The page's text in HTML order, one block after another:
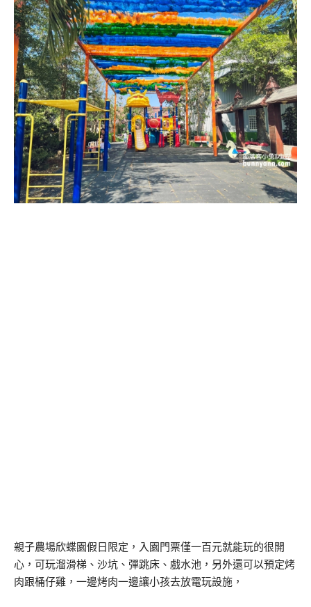
親子農場欣蝶園假日限定，入園門票僅一百元就能玩的很開
心，可玩溜滑梯、沙坑、彈跳床、戲水池，另外還可以預定烤
肉跟桶仔雞，一邊烤肉一邊讓小孩去放電玩設施，